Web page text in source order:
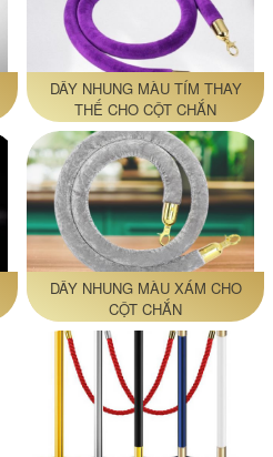
DÂY NHUNG MÀU TÍM THAY
THẾ CHO CỘT CHẮN
DÂY NHUNG MÀU XÁM CHO
CỘT CHẮN